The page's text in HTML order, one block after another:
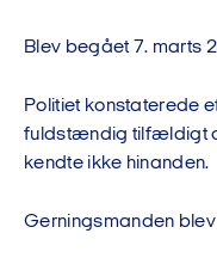
Blev begået 7. marts
Politiet konstaterede
fuldstændig tilfældigt
kendte ikke hinanden.
Gerningsmanden